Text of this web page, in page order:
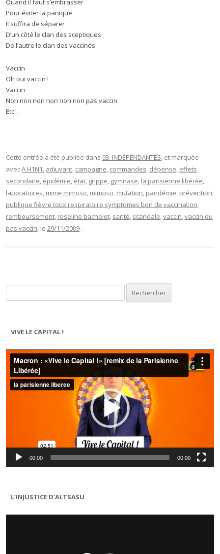
Quand il faut s’embrasser
Pour éviter la panique
Il suffira de séparer
D’un côté le clan des sceptiques
De l’autre le clan des vaccinés
Vaccin
Oh oui vaccin !
Vaccin
Non non non non non non pas vaccin
Etc…
Cette entrée a été publiée dans 03. INDÉPENDANTES, et marquée
avecA H1N1, adjuvant, campagne, commandes, dépense, effets
secondaire, épidémie, état, grippe, gymnase, la parisienne libérée,
laboratoires, mime mimoso, mimoso, mutation, pandémie, prévention,
publique fièvre toux respiratoire symptomes bon de vaccination,
remboursement, roseline bachelot, santé, scandale,vaccin,vaccin ou
pas vaccin, le 29/11/2009 .
VIVE LE CAPITAL !
Lecteur
vidéo
00:00 00:00
L’INJUSTICE D’ALTSASU
Lecteur